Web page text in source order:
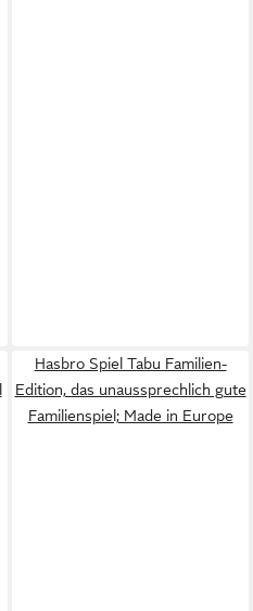
Hasbro Spiel Tabu Familien-
Edition, das unaussprechlich gute
Familienspiel; Made in Europe